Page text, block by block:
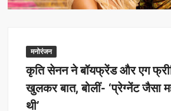
मनोरंजन
कृति सेनन ने बॉयफ्रेंड और एग
खुलकर बात, बोलीं- ‘प्रेग्नेंट जैसा
थी’